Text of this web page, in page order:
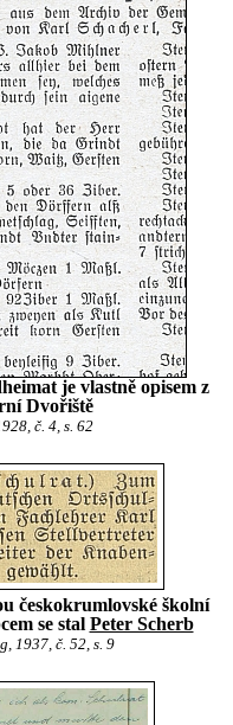
je vlastně opisem z
Dvořiště
č. 4, s. 62
českokrumlovské školní
se stal Peter Scherb
1937, č. 52, s. 9